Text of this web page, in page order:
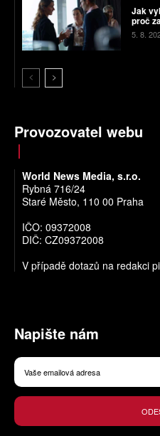
Jak
proč
5. 8.
Provozovatel webu
World News Media, s.r.o.
Rybná 716/24
Staré Město, 110 00 Praha
IČO: 09372008
DIČ: CZ09372008
V případě dotazů na redakci
Napište nám